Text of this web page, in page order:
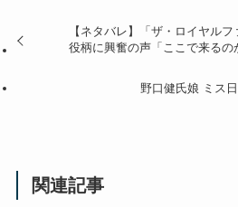
【ネタバレ】「ザ・ロイヤル
役柄に興奮の声「ここで来るの
野口健氏娘 ミス
関連記事